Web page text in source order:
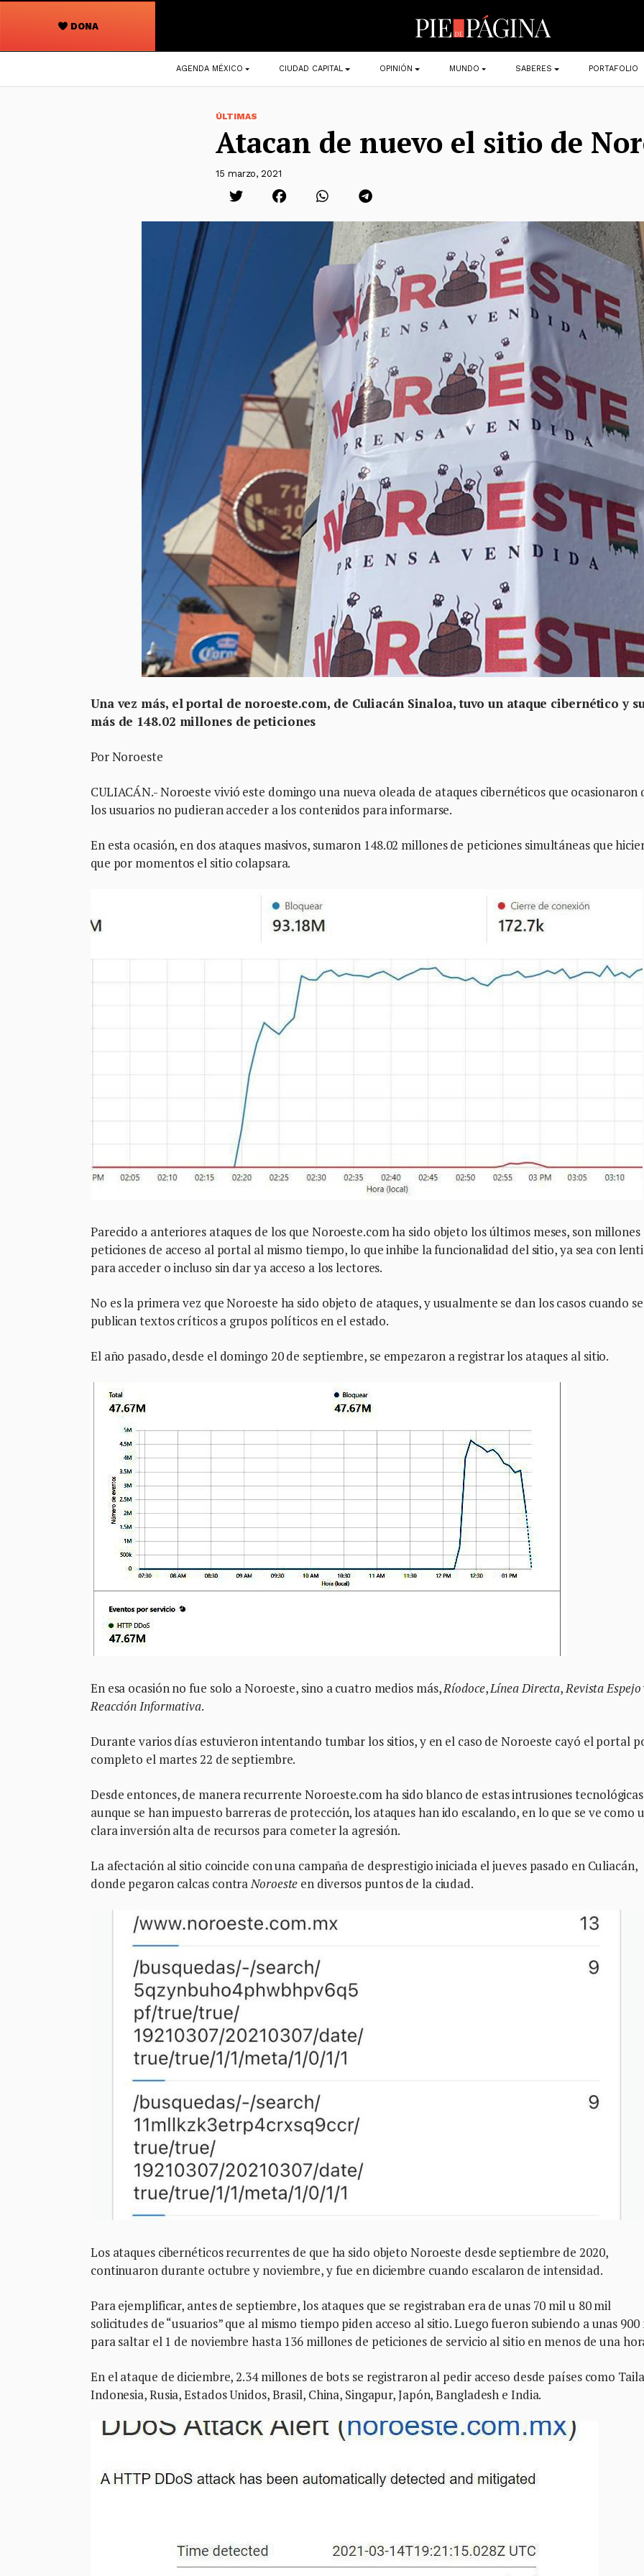
DONA
Navegación
principal
AGENDA MÉXICO CIUDAD CAPITAL OPINIÓN MUNDO SABERES PORTAFOLIO
ÚLTIMAS
Atacan de nuevo el sitio de
15 marzo, 2021
Una vez más, el portal de noroeste.com, de Culiacán Sinaloa, tuvo un ataque cibernético y
más de 148.02 millones de peticiones
Por Noroeste
CULIACÁN.- Noroeste vivió este domingo una nueva oleada de ataques cibernéticos que ocasionaron
los usuarios no pudieran acceder a los contenidos para informarse.
En esta ocasión, en dos ataques masivos, sumaron 148.02 millones de peticiones simultáneas que
que por momentos el sitio colapsara.
Parecido a anteriores ataques de los que Noroeste.com ha sido objeto los últimos meses, son millones
peticiones de acceso al portal al mismo tiempo, lo que inhibe la funcionalidad del sitio, ya sea con
para acceder o incluso sin dar ya acceso a los lectores.
No es la primera vez que Noroeste ha sido objeto de ataques, y usualmente se dan los casos cuando se
publican textos críticos a grupos políticos en el estado.
El año pasado, desde el domingo 20 de septiembre, se empezaron a registrar los ataques al sitio.
En esa ocasión no fue solo a Noroeste, sino a cuatro medios más,Ríodoce,Línea Directa,Revista Espejo
Reacción Informativa.
Durante varios días estuvieron intentando tumbar los sitios, y en el caso de Noroeste cayó el portal
completo el martes 22 de septiembre.
Desde entonces, de manera recurrente Noroeste.com ha sido blanco de estas intrusiones
aunque se han impuesto barreras de protección, los ataques han ido escalando, en lo que se ve como
clara inversión alta de recursos para cometer la agresión.
La afectación al sitio coincide con una campaña de desprestigio iniciada el jueves pasado en Culiacán,
donde pegaron calcas contraNoroeste en diversos puntos de la ciudad.
Los ataques cibernéticos recurrentes de que ha sido objeto Noroeste desde septiembre de 2020,
continuaron durante octubre y noviembre, y fue en diciembre cuando escalaron de intensidad.
Para ejemplificar, antes de septiembre, los ataques que se registraban era de unas 70 mil u 80 mil
solicitudes de “usuarios” que al mismo tiempo piden acceso al sitio. Luego fueron subiendo a unas 900
para saltar el 1 de noviembre hasta 136 millones de peticiones de servicio al sitio en menos de una
En el ataque de diciembre, 2.34 millones de bots se registraron al pedir acceso desde países como
Indonesia, Rusia, Estados Unidos, Brasil, China, Singapur, Japón, Bangladesh e India.